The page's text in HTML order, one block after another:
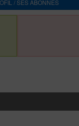
/ SES ABONNES